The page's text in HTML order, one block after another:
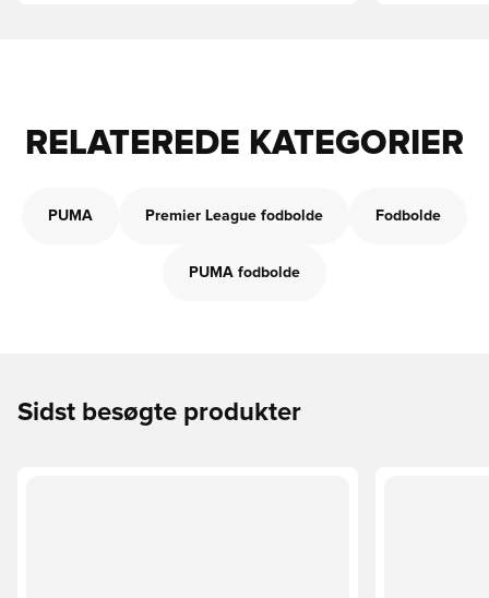
RELATEREDE KATEGORIER
PUMA Premier League fodbolde Fodbolde
PUMA fodbolde
Sidst besøgte produkter